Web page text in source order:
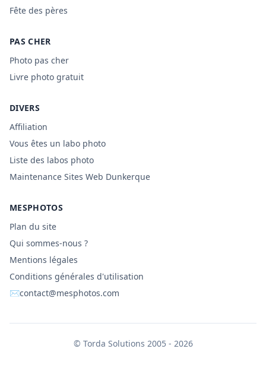
Fête des pères
PAS CHER
Photo pas cher
Livre photo gratuit
DIVERS
Affiliation
Vous êtes un labo photo
Liste des labos photo
Maintenance Sites Web Dunkerque
MESPHOTOS
Plan du site
Qui sommes-nous ?
Mentions légales
Conditions générales d'utilisation
✉contact@mesphotos.com
© Torda Solutions 2005 - 2026